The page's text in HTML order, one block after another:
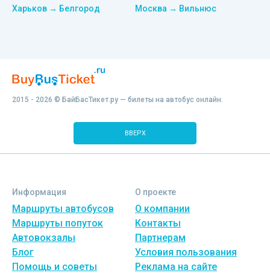
Харьков → Белгород
Москва → Вильнюс
2015 - 2026 © БайБасТикет.ру — билеты на автобус онлайн.
ВВЕРХ
Информация
Маршруты автобусов
Маршруты попуток
Автовокзалы
Блог
Помощь и советы
О проекте
О компании
Контакты
Партнерам
Условия пользования
Реклама на сайте